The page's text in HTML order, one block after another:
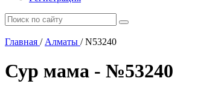
Главная / Алматы /N53240
Сур мама - №53240